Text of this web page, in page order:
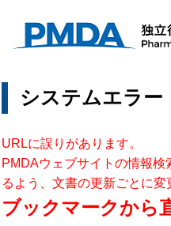
システムエラー
URLに誤りがあります。
PMDAウェブサイトの情報
るよう、文書の更新ごとに
ブックマークから